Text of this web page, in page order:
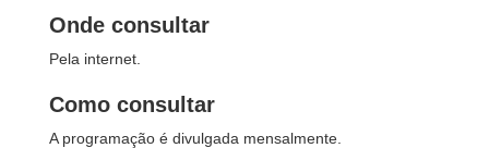
Onde consultar
Pela internet.
Como consultar
A programação é divulgada mensalmente.